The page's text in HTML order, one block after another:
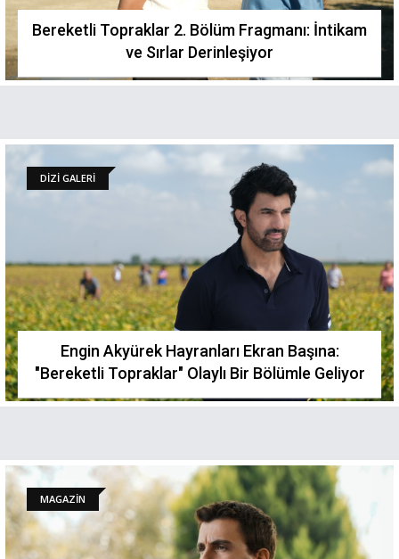
Bereketli Topraklar 2. Bölüm Fragmanı: İntikam
ve Sırlar Derinleşiyor
DİZİ GALERİ
Engin Akyürek Hayranları Ekran Başına:
"Bereketli Topraklar" Olaylı Bir Bölümle Geliyor
MAGAZİN